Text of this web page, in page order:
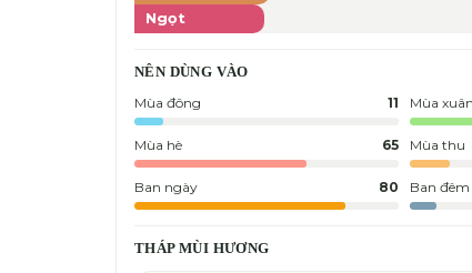
Ngọt
NÊN DÙNG VÀO
Mùa đông
11 Mùa xuân
Mùa hè 65 Mùa thu
Ban ngày 80 Ban đêm
THÁP MÙI HƯƠNG